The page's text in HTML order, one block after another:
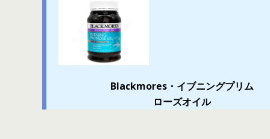
Blackmores・イブニングプリム
ローズオイル